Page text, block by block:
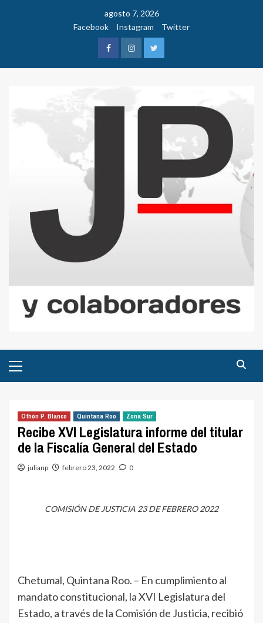
agosto 7, 2026
Facebook
Instagram Twitter
FacebookInstagramTwitter
principal
Othón P. Blanco Quintana Roo Zona Sur
Recibe XVI Legislatura informe del titular
de la Fiscalía General del Estado
julianp febrero 23, 2022 0
COMISIÓN DE JUSTICIA 23 DE FEBRERO 2022
Chetumal, Quintana Roo. – En cumplimiento al
mandato constitucional, la XVI Legislatura del
Estado, a través de la Comisión de Justicia, recibió